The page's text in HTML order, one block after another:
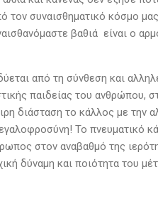
τον συναισθηματικό κόσμο
βαθιά είναι ο
από τη σύνθεση και
παιδείας του ανθρώπου,
διάσταση το κάλλος με την
Το πνευματικό
στον αναβαθμό της
δύναμη και ποιότητα του